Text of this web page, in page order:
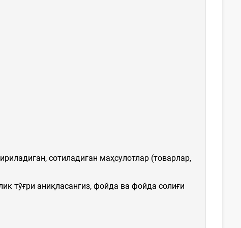
сотиладиган маҳсулотлар (товарлар,
тўғри аниқласангиз, фойда ва фойда солиғи